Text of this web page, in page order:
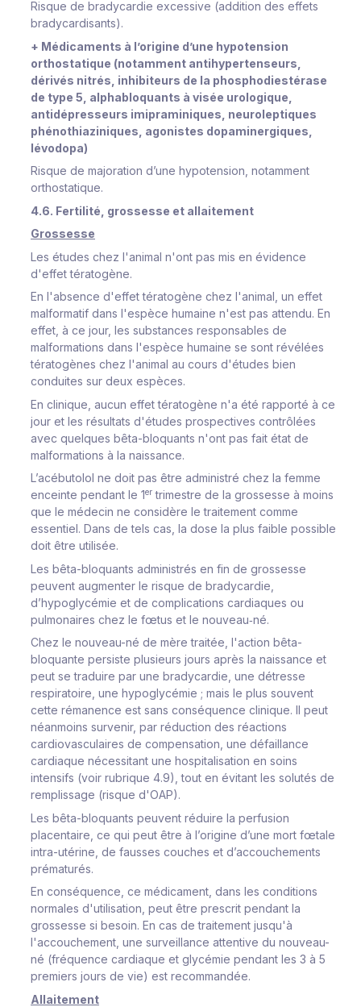
Risque de bradycardie excessive (addition des effets
bradycardisants).
+ Médicaments à l’origine d’une hypotension
orthostatique (notamment antihypertenseurs,
dérivés nitrés, inhibiteurs de la phosphodiestérase
de type 5, alphabloquants à visée urologique,
antidépresseurs imipraminiques, neuroleptiques
phénothiaziniques, agonistes dopaminergiques,
lévodopa)
Risque de majoration d’une hypotension, notamment
orthostatique.
4.6. Fertilité, grossesse et allaitement
Grossesse
Les études chez l'animal n'ont pas mis en évidence
d'effet tératogène.
En l'absence d'effet tératogène chez l'animal, un effet
malformatif dans l'espèce humaine n'est pas attendu. En
effet, à ce jour, les substances responsables de
malformations dans l'espèce humaine se sont révélées
tératogènes chez l'animal au cours d'études bien
conduites sur deux espèces.
En clinique, aucun effet tératogène n'a été rapporté à ce
jour et les résultats d'études prospectives contrôlées
avec quelques bêta-bloquants n'ont pas fait état de
malformations à la naissance.
L’acébutolol ne doit pas être administré chez la femme
enceinte pendant le 1er trimestre de la grossesse à moins
que le médecin ne considère le traitement comme
essentiel. Dans de tels cas, la dose la plus faible possible
doit être utilisée.
Les bêta-bloquants administrés en fin de grossesse
peuvent augmenter le risque de bradycardie,
d’hypoglycémie et de complications cardiaques ou
pulmonaires chez le fœtus et le nouveau‑né.
Chez le nouveau-né de mère traitée, l'action bêta-
bloquante persiste plusieurs jours après la naissance et
peut se traduire par une bradycardie, une détresse
respiratoire, une hypoglycémie ; mais le plus souvent
cette rémanence est sans conséquence clinique. Il peut
néanmoins survenir, par réduction des réactions
cardiovasculaires de compensation, une défaillance
cardiaque nécessitant une hospitalisation en soins
intensifs (voir rubrique 4.9), tout en évitant les solutés de
remplissage (risque d'OAP).
Les bêta-bloquants peuvent réduire la perfusion
placentaire, ce qui peut être à l’origine d’une mort fœtale
intra-utérine, de fausses couches et d’accouchements
prématurés.
En conséquence, ce médicament, dans les conditions
normales d'utilisation, peut être prescrit pendant la
grossesse si besoin. En cas de traitement jusqu'à
l'accouchement, une surveillance attentive du nouveau-
né (fréquence cardiaque et glycémie pendant les 3 à 5
premiers jours de vie) est recommandée.
Allaitement